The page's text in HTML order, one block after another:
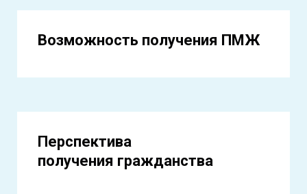
Возможность получения ПМЖ
Перспектива
получения гражданства